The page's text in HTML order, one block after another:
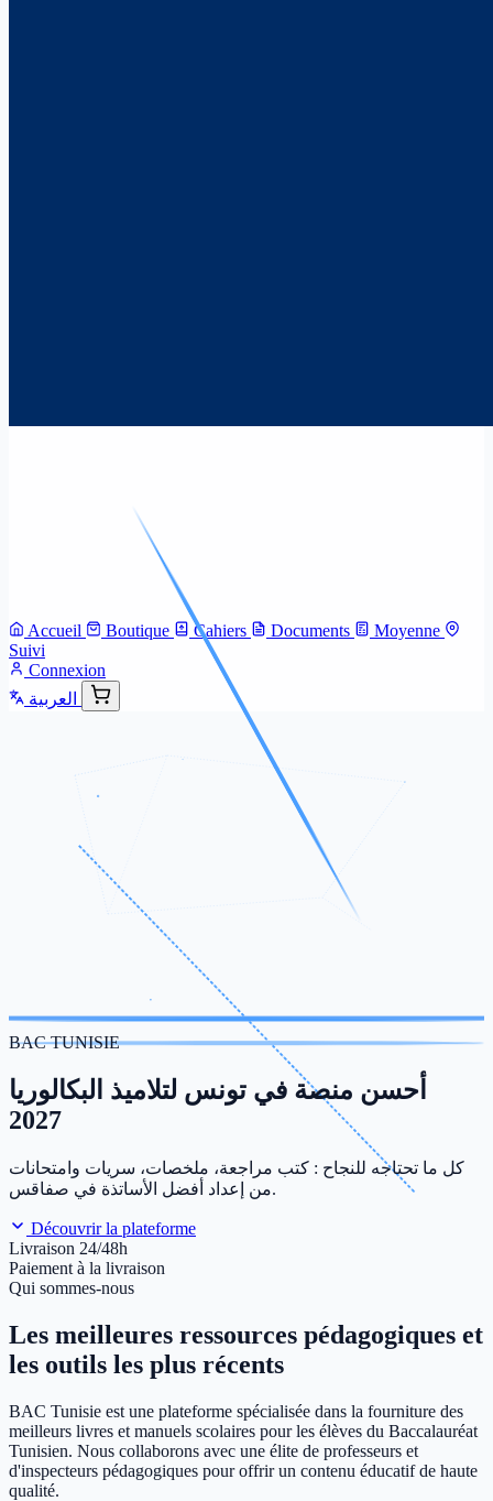
Accueil Boutique Cahiers Documents
Moyenne
Suivi
Connexion
العربية
BAC TUNISIE
أحسن منصة في تونس لتلاميذ البكالوريا
2027
كل ما تحتاجه للنجاح : كتب مراجعة، ملخصات، سريات وامتحانات
من إعداد أفضل الأساتذة في صفاقس.
Découvrir la plateforme
Livraison 24/48h
Paiement à la livraison
Qui sommes-nous
Les meilleures ressources pédagogiques et
les outils les plus récents
BAC Tunisie est une plateforme spécialisée dans la fourniture des
meilleurs livres et manuels scolaires pour les élèves du Baccalauréat
Tunisien. Nous collaborons avec une élite de professeurs et
d'inspecteurs pédagogiques pour offrir un contenu éducatif de haute
qualité.